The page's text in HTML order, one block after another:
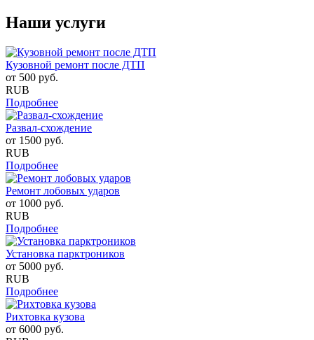
Наши услуги
Кузовной ремонт после ДТП
от 500 руб.
RUB
Подробнее
Развал-схождение
от 1500 руб.
RUB
Подробнее
Ремонт лобовых ударов
от 1000 руб.
RUB
Подробнее
Установка парктроников
от 5000 руб.
RUB
Подробнее
Рихтовка кузова
от 6000 руб.